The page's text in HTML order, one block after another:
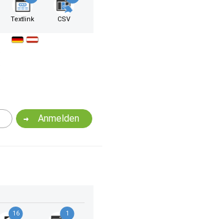
Textlink CSV
Anmelden
16 1